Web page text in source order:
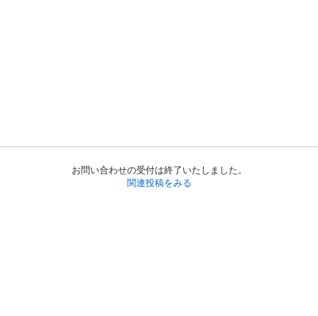
お問い合わせの受付は終了いたしました。
関連投稿をみる